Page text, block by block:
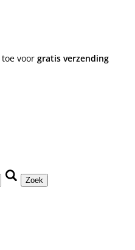
toe voor gratis verzending
Zoek